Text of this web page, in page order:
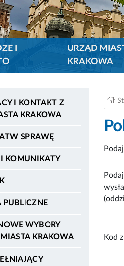
I
URZĄD
KRAKOWA
I KONTAKT Z
KRAKOWA
SPRAWĘ
KOMUNIKATY
WYBORY
MIASTA KRAKOWA
Kod